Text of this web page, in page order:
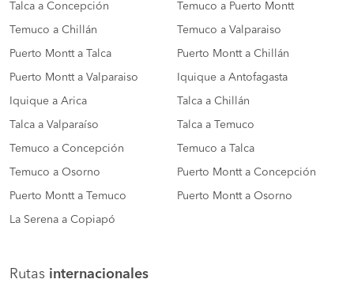
Talca a Concepción Temuco a Puerto Montt
Temuco a Chillán Temuco a Valparaiso
Puerto Montt a Talca Puerto Montt a Chillán
Puerto Montt a Valparaiso Iquique a Antofagasta
Iquique a Arica Talca a Chillán
Talca a Valparaíso Talca a Temuco
Temuco a Concepción Temuco a Talca
Temuco a Osorno Puerto Montt a Concepción
Puerto Montt a Temuco Puerto Montt a Osorno
La Serena a Copiapó
Rutas internacionales